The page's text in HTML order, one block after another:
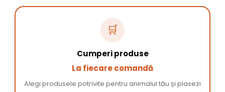
🛒
Cumperi produse
La fiecare comandă
Alegi produsele potrivite pentru animalul tău și plasezi